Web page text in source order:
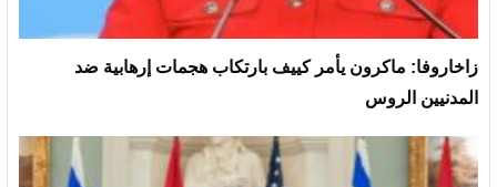
زاخاروفا: ماكرون يأمر كييف بارتكاب هجمات إرهابية ضد
المدنيين الروس